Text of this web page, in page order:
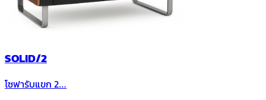
SOLID/2
โซฟารับแขก 2…